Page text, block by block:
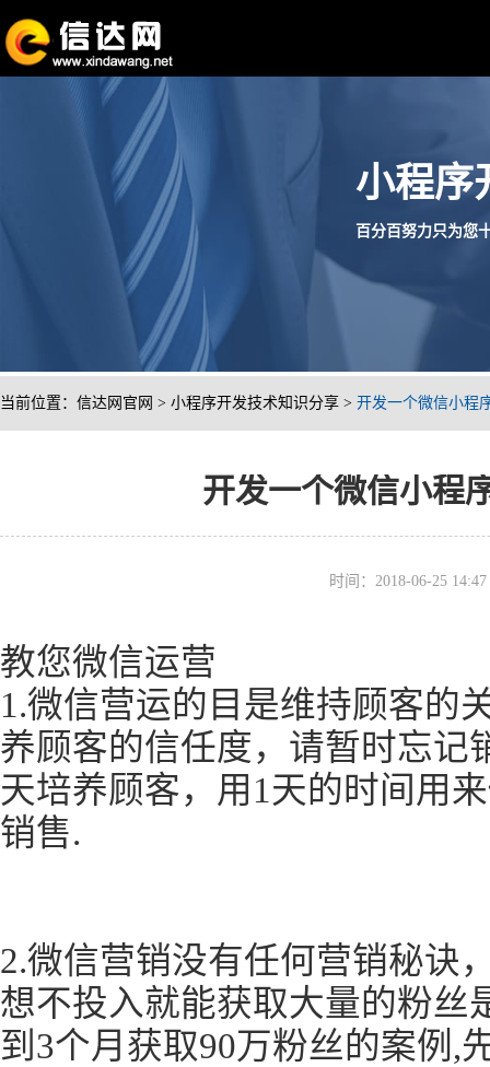
小程序
百分百努力只为您
当前位置： 信达网官网 > 小程序开发技术知识分享 > 开发一个微信小程
开发一个微信小程
时间：2018-06-25
教您微信运营
1.微信营运的目是维持顾客的
养顾客的信任度，请暂时忘记
天培养顾客，用1天的时间用
销售.
2.微信营销没有任何营销秘诀
想不投入就能获取大量的粉丝
到3个月获取90万粉丝的案例,